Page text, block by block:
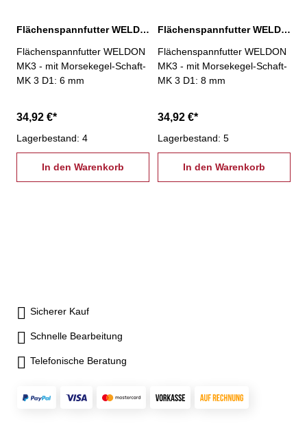
Flächenspannfutter WELDON, MK 3 / D: 6 mm
Flächenspannfutter WELDON
MK3 - mit Morsekegel-Schaft-
MK 3 D1: 6 mm
34,92 €*
Lagerbestand: 4
In den Warenkorb
Flächenspannfutter WELDON, MK 3 / D: 8 mm
Flächenspannfutter WELDON
MK3 - mit Morsekegel-Schaft-
MK 3 D1: 8 mm
34,92 €*
Lagerbestand: 5
In den Warenkorb
Sicherer Kauf
Schnelle Bearbeitung
Telefonische Beratung